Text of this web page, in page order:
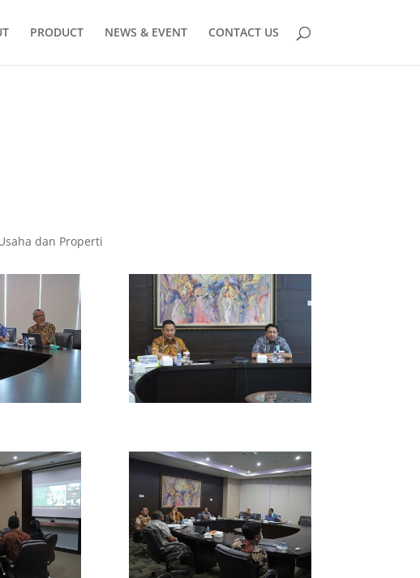
PRODUCT NEWS & EVENT CONTACT US
dan Properti